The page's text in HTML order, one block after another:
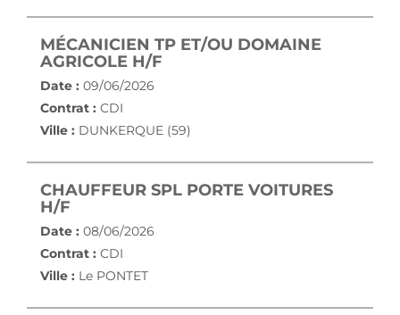
MÉCANICIEN TP ET/OU DOMAINE
AGRICOLE H/F
Date : 09/06/2026
Contrat : CDI
Ville : DUNKERQUE (59)
CHAUFFEUR SPL PORTE VOITURES
H/F
Date : 08/06/2026
Contrat : CDI
Ville : Le PONTET